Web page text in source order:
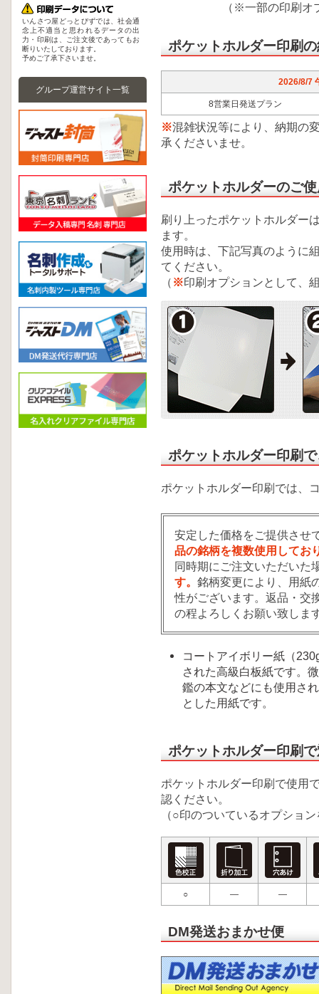
（※一部の印刷オ
ポケットホルダー印刷
2026/8/7
8営業日発送プラン
※混雑状況等により、納期の
承くださいませ。
ポケットホルダーのご
刷り上ったポケットホルダー
ます。
使用時は、下記写真のように
てください。
（ ※印刷オプションとして、
ポケットホルダー印刷
ポケットホルダー印刷では、
安定した価格をご提供させ
品の銘柄を複数使用してお
同時期にご注文いただいた
す。 銘柄変更により、用紙
性がございます。返品・交
の程よろしくお願い致しま
コートアイボリー紙（
された高級白板紙です。
鑑の本文などにも使用さ
とした用紙です。
ポケットホルダー印刷
ポケットホルダー印刷で使用
認ください。
（○印のついているオプショ
○ ― ―
DM発送おまかせ便
いんさつ屋どっとびずでは、社会通
念上不適当と思われるデータの出
力・印刷は、ご注文後であってもお
断りいたしております。
予めご了承下さいませ。
グループ運営サイト一覧